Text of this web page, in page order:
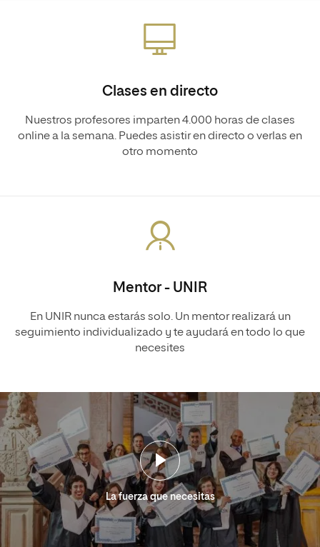
Clases en directo
Nuestros profesores imparten 4.000 horas de clases
online a la semana. Puedes asistir en directo o verlas en
otro momento
Mentor - UNIR
En UNIR nunca estarás solo. Un mentor realizará un
seguimiento individualizado y te ayudará en todo lo que
necesites
La fuerza que necesitas